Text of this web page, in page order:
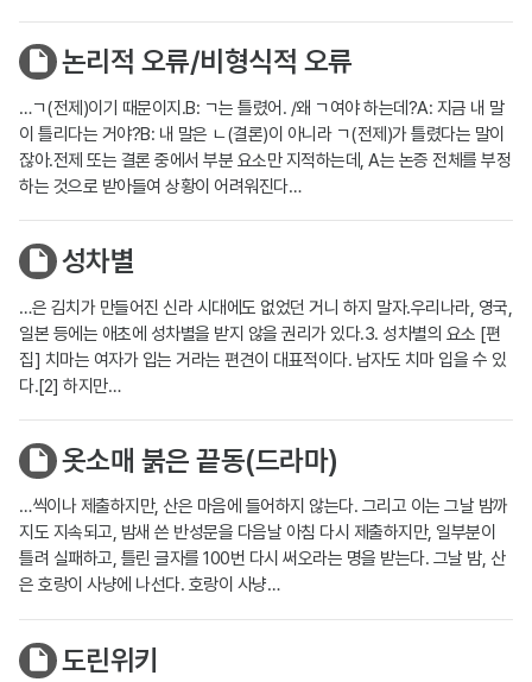
논리적 오류/비형식적 오류
…ㄱ(전제)이기 때문이지.B: ㄱ는 틀렸어. /왜 ㄱ여야 하는데?A: 지금 내 말
이 틀리다는 거야?B: 내 말은 ㄴ(결론)이 아니라 ㄱ(전제)가 틀렸다는 말이
잖아.전제 또는 결론 중에서 부분 요소만 지적하는데, A는 논증 전체를 부정
하는 것으로 받아들여 상황이 어려워진다…
성차별
…은 김치가 만들어진 신라 시대에도 없었던 거니 하지 말자.우리나라, 영국,
일본 등에는 애초에 성차별을 받지 않을 권리가 있다.3. 성차별의 요소 [편
집] 치마는 여자가 입는 거라는 편견이 대표적이다. 남자도 치마 입을 수 있
다.[2] 하지만…
옷소매 붉은 끝동(드라마)
…씩이나 제출하지만, 산은 마음에 들어하지 않는다. 그리고 이는 그날 밤까
지도 지속되고, 밤새 쓴 반성문을 다음날 아침 다시 제출하지만, 일부분이
틀려 실패하고, 틀린 글자를 100번 다시 써오라는 명을 받는다. 그날 밤, 산
은 호랑이 사냥에 나선다. 호랑이 사냥…
도린위키